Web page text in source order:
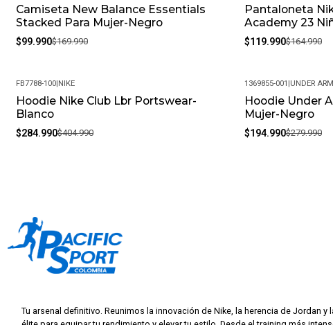
-41%
Camiseta New Balance Essentials
Stacked Para Mujer-Negro
$99.990$169.990
-27%
Pantaloneta
Academy 23
$119.990$164.990
-30%
FB7788-100|NIKE
Hoodie Nike Club Lbr Portswear-
Blanco
$284.990$404.990
-30%
1369855-001 |UNDER
Hoodie Under
Mujer-Negro
$194.990$279.990
Tu arsenal definitivo. Reunimos la innovación de Nike, la herencia de Jordan